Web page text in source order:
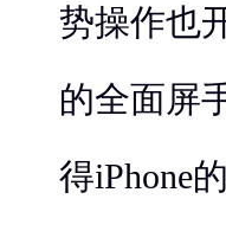
势操作也
的全面屏
得iPhone